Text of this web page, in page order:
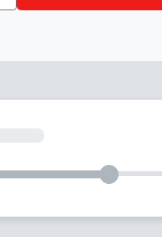
¿En cuántos días